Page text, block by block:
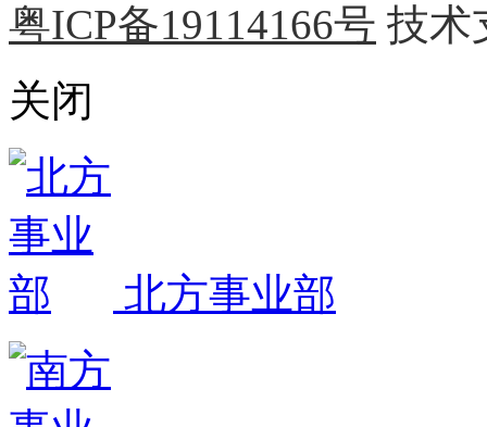
粤ICP备19114166号 技术
关闭
北方事业部